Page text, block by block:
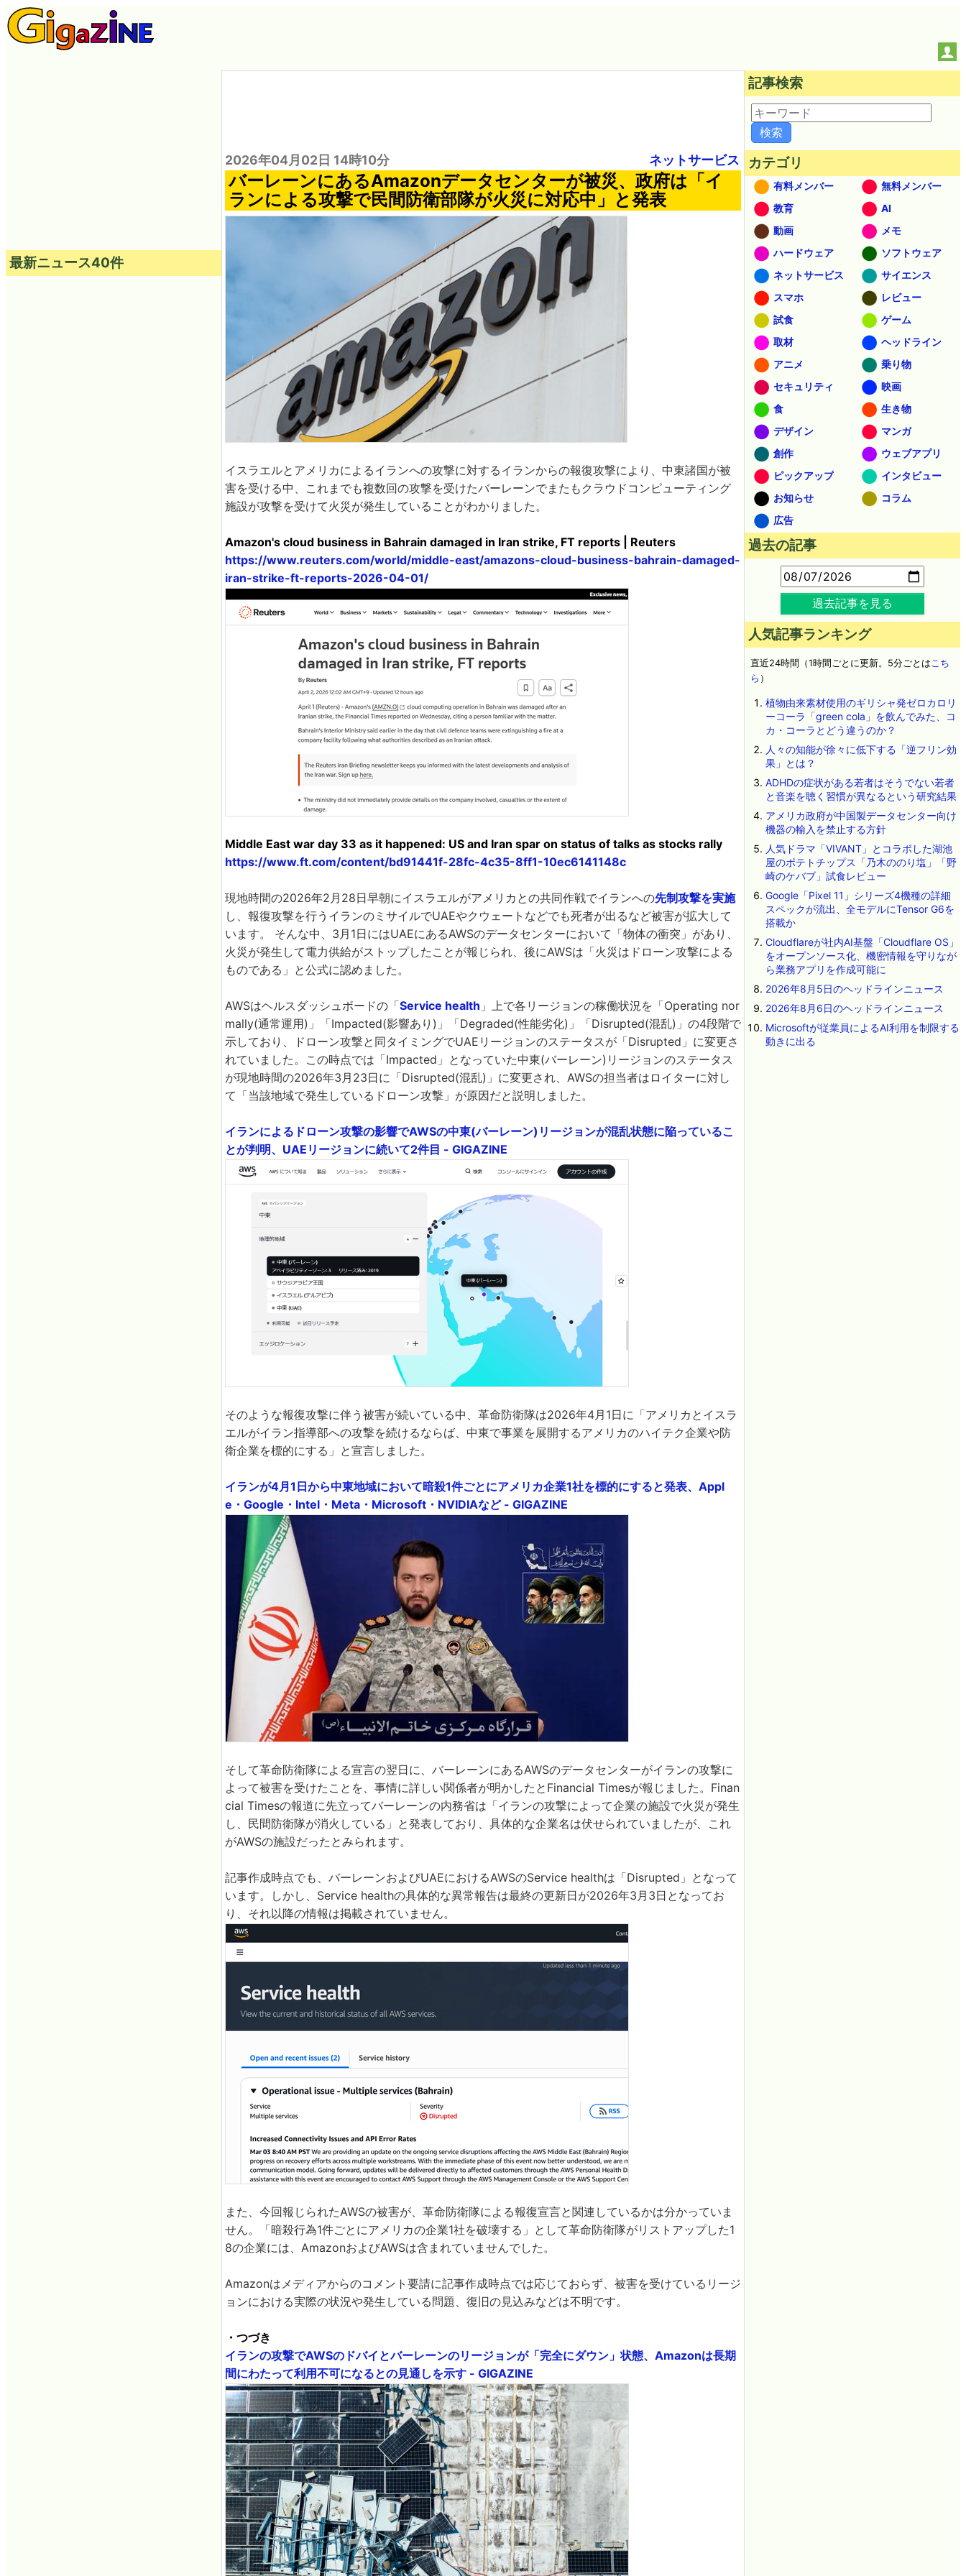
2026年04月02日 14時10分 ネットサービス
バーレーンにあるAmazonデータセンターが被災、政府は「イ
ランによる攻撃で民間防衛部隊が火災に対応中」と発表
イスラエルとアメリカによるイランへの攻撃に対するイランからの報復攻撃により、中東諸国が被
害を受ける中、これまでも複数回の攻撃を受けたバーレーンでまたもクラウドコンピューティング
施設が攻撃を受けて火災が発生していることがわかりました。
Amazon's cloud business in Bahrain damaged in Iran strike, FT reports | Reuters
https://www.reuters.com/world/middle-east/amazons-cloud-business-bahrain-damaged-
iran-strike-ft-reports-2026-04-01/
Middle East war day 33 as it happened: US and Iran spar on status of talks as stocks rally
https://www.ft.com/content/bd91441f-28fc-4c35-8ff1-10ec6141148c
現地時間の2026年2月28日早朝にイスラエルがアメリカとの共同作戦でイランへの先制攻撃を実施
し、報復攻撃を行うイランのミサイルでUAEやクウェートなどでも死者が出るなど被害が拡大して
います。 そんな中、3月1日にはUAEにあるAWSのデータセンターにおいて「物体の衝突」があり、
火災が発生して電力供給がストップしたことが報じられ、後にAWSは「火災はドローン攻撃による
ものである」と公式に認めました。
AWSはヘルスダッシュボードの「Service health 」上で各リージョンの稼働状況を「Operating nor
mally(通常運用)」「Impacted(影響あり)」「Degraded(性能劣化)」「Disrupted(混乱)」の4段階で
示しており、ドローン攻撃と同タイミングでUAEリージョンのステータスが「Disrupted」に変更さ
れていました。この時点では「Impacted」となっていた中東(バーレーン)リージョンのステータス
が現地時間の2026年3月23日に「Disrupted(混乱)」に変更され、AWSの担当者はロイターに対し
て「当該地域で発生しているドローン攻撃」が原因だと説明しました。
イランによるドローン攻撃の影響でAWSの中東(バーレーン)リージョンが混乱状態に陥っているこ
とが判明、UAEリージョンに続いて2件目 - GIGAZINE
そのような報復攻撃に伴う被害が続いている中、革命防衛隊は2026年4月1日に「アメリカとイスラ
エルがイラン指導部への攻撃を続けるならば、中東で事業を展開するアメリカのハイテク企業や防
衛企業を標的にする」と宣言しました。
イランが4月1日から中東地域において暗殺1件ごとにアメリカ企業1社を標的にすると発表、Appl
e・Google・Intel・Meta・Microsoft・NVIDIAなど - GIGAZINE
そして革命防衛隊による宣言の翌日に、バーレーンにあるAWSのデータセンターがイランの攻撃に
よって被害を受けたことを、事情に詳しい関係者が明かしたとFinancial Timesが報じました。Finan
cial Timesの報道に先立ってバーレーンの内務省は「イランの攻撃によって企業の施設で火災が発生
し、民間防衛隊が消火している」と発表しており、具体的な企業名は伏せられていましたが、これ
がAWSの施設だったとみられます。
記事作成時点でも、バーレーンおよびUAEにおけるAWSのService healthは「Disrupted」となって
います。しかし、Service healthの具体的な異常報告は最終の更新日が2026年3月3日となってお
り、それ以降の情報は掲載されていません。
また、今回報じられたAWSの被害が、革命防衛隊による報復宣言と関連しているかは分かっていま
せん。「暗殺行為1件ごとにアメリカの企業1社を破壊する」として革命防衛隊がリストアップした1
8の企業には、AmazonおよびAWSは含まれていませんでした。
Amazonはメディアからのコメント要請に記事作成時点では応じておらず、被害を受けているリージ
ョンにおける実際の状況や発生している問題、復旧の見込みなどは不明です。
・つづき
イランの攻撃でAWSのドバイとバーレーンのリージョンが「完全にダウン」状態、Amazonは長期
間にわたって利用不可になるとの見通しを示す - GIGAZINE
最新ニュース40件
記事検索
カテゴリ
有料メンバー
無料メンバー
教育
AI
動画
メモ
ハードウェア
ソフトウェア
ネットサービス
サイエンス
スマホ
レビュー
試食
ゲーム
取材
ヘッドライン
アニメ
乗り物
セキュリティ
映画
食
生き物
デザイン
マンガ
創作
ウェブアプリ
ピックアップ
インタビュー
お知らせ
コラム
広告
過去の記事
過去記事を見る
人気記事ランキング
直近24時間（1時間ごとに更新。5分ごとはこち
ら ）
植物由来素材使用のギリシャ発ゼロカロリ
ーコーラ「green cola」を飲んでみた、コ
カ・コーラとどう違うのか？
人々の知能が徐々に低下する「逆フリン効
果」とは？
ADHDの症状がある若者はそうでない若者
と音楽を聴く習慣が異なるという研究結果
アメリカ政府が中国製データセンター向け
機器の輸入を禁止する方針
人気ドラマ「VIVANT」とコラボした湖池
屋のポテトチップス「乃木ののり塩」「野
崎のケバブ」試食レビュー
Google「Pixel 11」シリーズ4機種の詳細
スペックが流出、全モデルにTensor G6を
搭載か
Cloudflareが社内AI基盤「Cloudflare OS」
をオープンソース化、機密情報を守りなが
ら業務アプリを作成可能に
2026年8月5日のヘッドラインニュース
2026年8月6日のヘッドラインニュース
Microsoftが従業員によるAI利用を制限する
動きに出る